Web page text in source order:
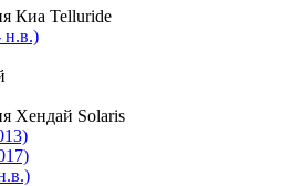
Киа Telluride
н.в.)
Хендай Solaris